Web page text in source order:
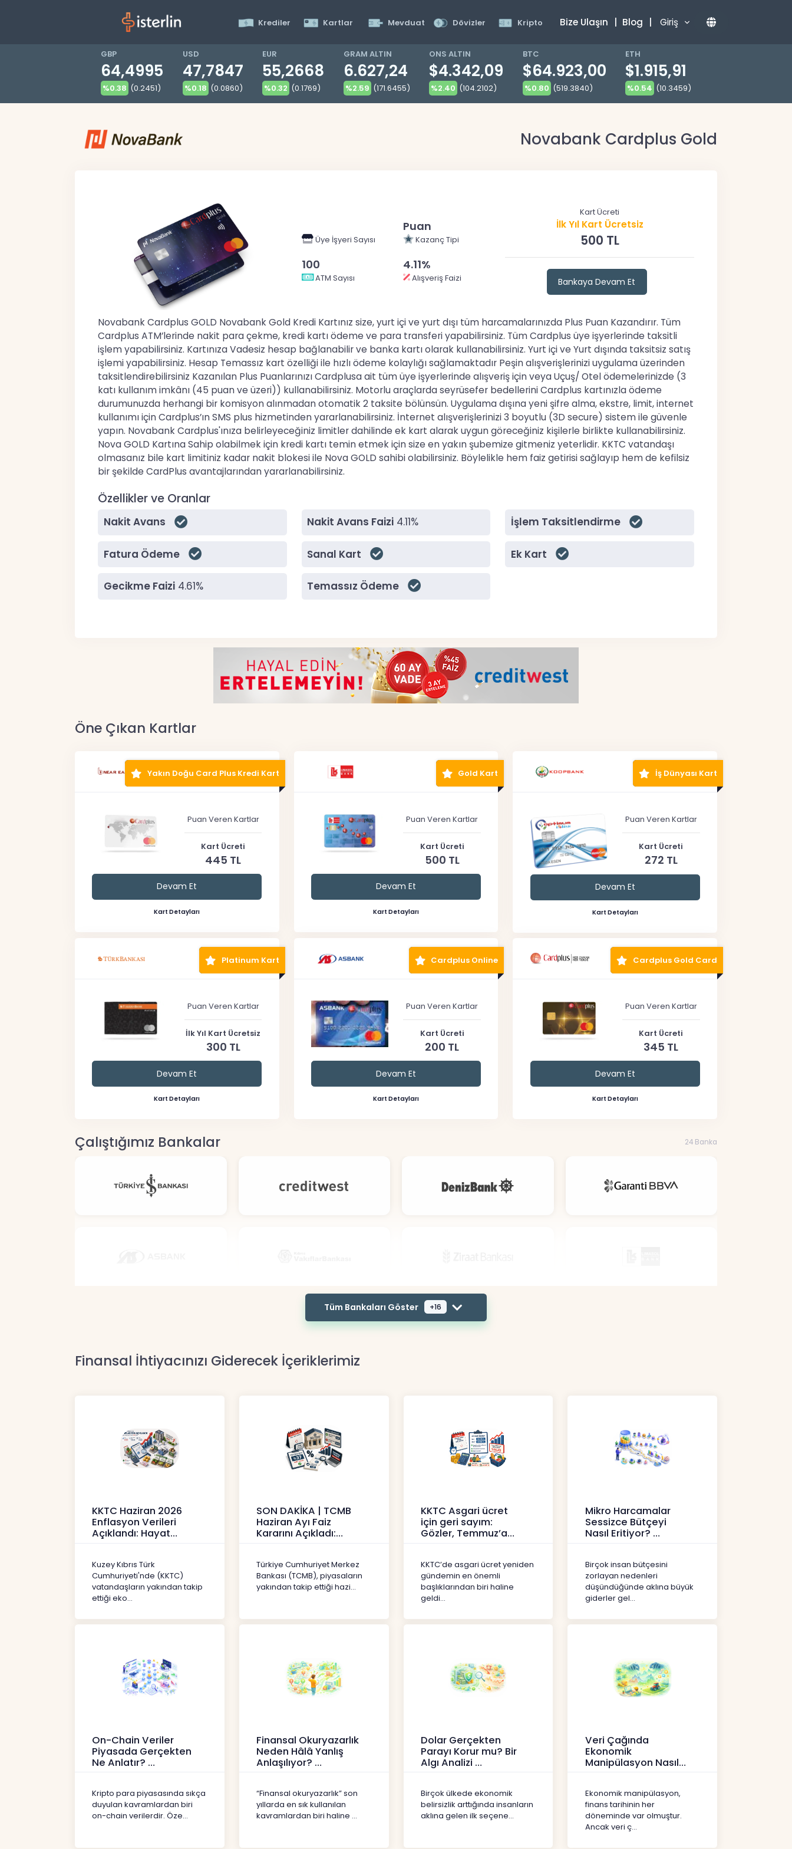
Krediler Kartlar Mevduat Dövizler Kripto Bize Ulaşın | Blog | Giriş
GBP
64,4995
%0.38 (0.2451)
USD
47,7847
%0.18 (0.0860)
EUR
55,2668
%0.32 (0.1769)
GRAM ALTIN
6.627,24
%2.59 (171.6455)
ONS ALTIN
$4.342,09
%2.40 (104.2102)
BTC
$64.923,00
%0.80 (519.3840)
ETH
$1.915,91
%0.54 (10.3459)
Novabank Cardplus Gold
Üye İşyeri Sayısı
100
ATM Sayısı
Puan
Kazanç Tipi
4.11%
Alışveriş Faizi
Kart Ücreti
İlk Yıl Kart Ücretsiz
500 TL
Bankaya Devam Et
Novabank Cardplus GOLD Novabank Gold Kredi Kartınız size, yurt içi ve yurt dışı tüm harcamalarınızda Plus Puan Kazandırır. Tüm
Cardplus ATM’lerinde nakit para çekme, kredi kartı ödeme ve para transferi yapabilirsiniz. Tüm Cardplus üye işyerlerinde taksitli
işlem yapabilirsiniz. Kartınıza Vadesiz hesap bağlanabilir ve banka kartı olarak kullanabilirsiniz. Yurt içi ve Yurt dışında taksitsiz satış
işlemi yapabilirsiniz. Hesap Temassız kart özelliği ile hızlı ödeme kolaylığı sağlamaktadır Peşin alışverişlerinizi uygulama üzerinden
taksitlendirebilirsiniz Kazanılan Plus Puanlarınızı Cardplusa ait tüm üye işyerlerinde alışveriş için veya Uçuş/ Otel ödemelerinizde (3
katı kullanım imkânı (45 puan ve üzeri)) kullanabilirsiniz. Motorlu araçlarda seyrüsefer bedellerini Cardplus kartınızla ödeme
durumunuzda herhangi bir komisyon alınmadan otomatik 2 taksite bölünsün. Uygulama dışına yeni şifre alma, ekstre, limit, internet
kullanımı için Cardplus’ın SMS plus hizmetinden yararlanabilirsiniz. İnternet alışverişlerinizi 3 boyutlu (3D secure) sistem ile güvenle
yapın. Novabank Cardplus'ınıza belirleyeceğiniz limitler dahilinde ek kart alarak uygun göreceğiniz kişilerle birlikte kullanabilirsiniz.
Nova GOLD Kartına Sahip olabilmek için kredi kartı temin etmek için size en yakın şubemize gitmeniz yeterlidir. KKTC vatandaşı
olmasanız bile kart limitiniz kadar nakit blokesi ile Nova GOLD sahibi olabilirsiniz. Böylelikle hem faiz getirisi sağlayıp hem de kefilsiz
bir şekilde CardPlus avantajlarından yararlanabilirsiniz.
Özellikler ve Oranlar
Nakit Avans Nakit Avans Faizi 4.11% İşlem Taksitlendirme
Fatura Ödeme Sanal Kart Ek Kart
Gecikme Faizi4.61% Temassız Ödeme
Öne Çıkan Kartlar
Yakın Doğu Card Plus Kredi Kart
Puan Veren Kartlar
Kart Ücreti
445 TL
Devam Et
Kart Detayları
Gold Kart
Puan Veren Kartlar
Kart Ücreti
500 TL
Devam Et
Kart Detayları
İş Dünyası Kart
Puan Veren Kartlar
Kart Ücreti
272 TL
Devam Et
Kart Detayları
Platinum Kart
Puan Veren Kartlar
İlk Yıl Kart Ücretsiz
300 TL
Devam Et
Kart Detayları
Cardplus Online
Puan Veren Kartlar
Kart Ücreti
200 TL
Devam Et
Kart Detayları
Cardplus Gold Card
Puan Veren Kartlar
Kart Ücreti
345 TL
Devam Et
Kart Detayları
Çalıştığımız Bankalar 24 Banka
Tüm Bankaları Göster +16
Finansal İhtiyacınızı Giderecek İçeriklerimiz
KKTC Haziran 2026
Enflasyon Verileri
Açıklandı: Hayat
Haberler
Kuzey Kıbrıs Türk
Cumhuriyeti'nde (KKTC)
vatandaşların yakından takip
ettiği eko...
SON DAKİKA | TCMB
Haziran Ayı Faiz
Kararını Açıkladı:
Haberler
Türkiye Cumhuriyet Merkez
Bankası (TCMB), piyasaların
yakından takip ettiği hazi...
KKTC Asgari ücret
için geri sayım:
Gözler, Temmuz’a
Haberler
KKTC’de asgari ücret yeniden
gündemin en önemli
başlıklarından biri haline
geldi...
Mikro Harcamalar
Sessizce Bütçeyi
Nasıl Eritiyor?
Birçok insan bütçesini
zorlayan nedenleri
düşündüğünde aklına büyük
giderler gel...
On-Chain Veriler
Piyasada Gerçekten
Ne Anlatır?
Kripto para piyasasında sıkça
duyulan kavramlardan biri
on-chain verilerdir. Öze...
Finansal Okuryazarlık
Neden Hâlâ Yanlış
Anlaşılıyor?
“Finansal okuryazarlık” son
yıllarda en sık kullanılan
kavramlardan biri haline ...
Dolar Gerçekten
Parayı Korur mu? Bir
Algı Analizi
Birçok ülkede ekonomik
belirsizlik arttığında insanların
aklına gelen ilk seçene...
Veri Çağında
Ekonomik
Manipülasyon Nasıl
Ekonomik manipülasyon,
finans tarihinin her
döneminde var olmuştur.
Ancak veri ç...